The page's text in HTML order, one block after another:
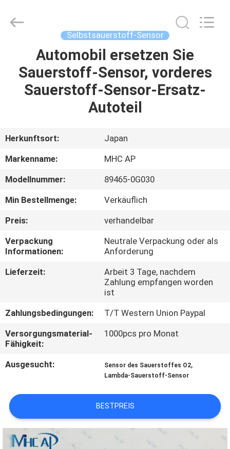
PRODUKTE
UNS
AUSFLUG
QUALITÄTSKONTROLLE
KONTAKTIERE
UNS
SIE
EIN
PRIVACY
POLICY
Parts
Limited.
Selbstsauerstoff-Sensor
Automobil ersetzen Sie
Sauerstoff-Sensor, vorderes
Sauerstoff-Sensor-Ersatz-
Autoteil
Herkunftsort:
Japan
Markenname:
MHC AP
Modellnummer:
89465-0G030
Min Bestellmenge:
Verkäuflich
Preis:
verhandelbar
Verpackung
Informationen:
Neutrale Verpackung oder als
Anforderung
Lieferzeit:
Arbeit 3 Tage, nachdem
Zahlung empfangen worden
ist
Zahlungsbedingungen:
T/T Western Union Paypal
Versorgungsmaterial-
Fähigkeit:
1000pcs pro Monat
Ausgesucht: Sensor des Sauerstoffes O2,
Lambda-Sauerstoff-Sensor
BESTPREIS